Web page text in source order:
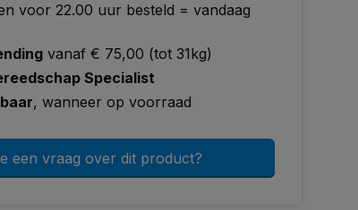
voor 22.00 uur besteld = vandaag
vanaf € 75,00 (tot 31kg)
Specialist
, wanneer op voorraad
een vraag over dit product?